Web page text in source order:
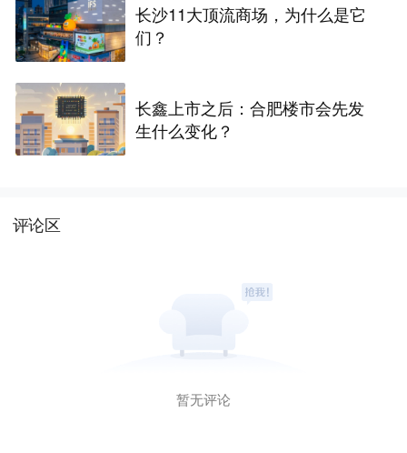
长沙11大顶流商场，为什么是它
们？
长鑫上市之后：合肥楼市会先发
生什么变化？
评论区
暂无评论